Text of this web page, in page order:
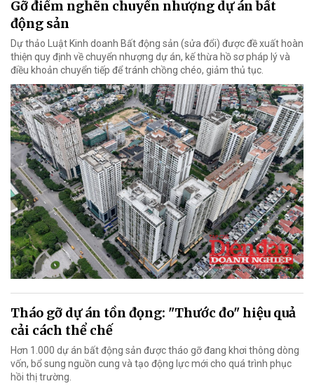
Gỡ điểm nghẽn chuyển nhượng dự án bất
động sản
Dự thảo Luật Kinh doanh Bất động sản (sửa đổi) được đề xuất hoàn
thiện quy định về chuyển nhượng dự án, kế thừa hồ sơ pháp lý và
điều khoản chuyển tiếp để tránh chồng chéo, giảm thủ tục.
Tháo gỡ dự án tồn đọng: "Thước đo" hiệu quả
cải cách thể chế
Hơn 1.000 dự án bất động sản được tháo gỡ đang khơi thông dòng
vốn, bổ sung nguồn cung và tạo động lực mới cho quá trình phục
hồi thị trường.